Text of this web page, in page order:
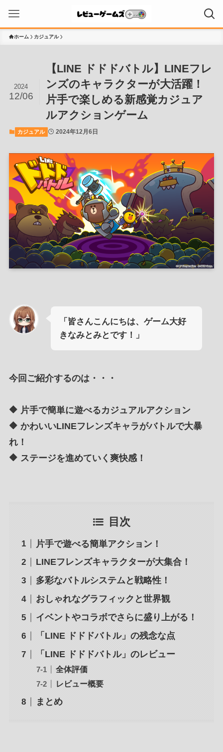
ホーム カジュアル
【LINE ドドドバトル】LINEフレ
ンズのキャラクターが大活躍！
片手で楽しめる新感覚カジュア
ルアクションゲーム
2024
12/06
カジュアル 2024年12月6日
「皆さんこんにちは、ゲーム大好
きなみとみとです！」
今回ご紹介するのは・・・
🔶 片手で簡単に遊べるカジュアルアクション
🔶 かわいいLINEフレンズキャラがバトルで大暴
れ！
🔶 ステージを進めていく爽快感！
目次
片手で遊べる簡単アクション！
LINEフレンズキャラクターが大集合！
多彩なバトルシステムと戦略性！
おしゃれなグラフィックと世界観
イベントやコラボでさらに盛り上がる！
「LINE ドドドバトル」の残念な点
「LINE ドドドバトル」のレビュー
全体評価
レビュー概要
まとめ